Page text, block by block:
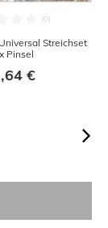
Streichset
Pinsel
€